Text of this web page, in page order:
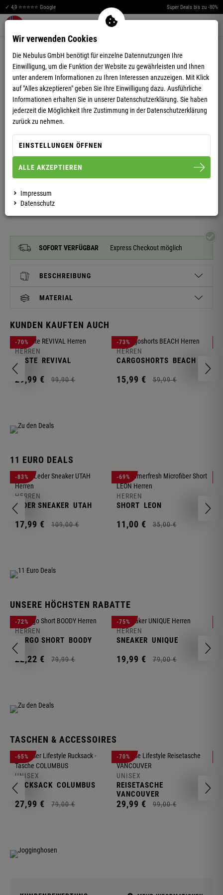
✓ 4,9 ⭐⭐⭐⭐⭐ Google Super Deals bis zu -80%
Warenkorb aufklappen
SWEATSHIRT LANG BOOGY HERREN
SOFORT VERFÜGBAR Express Checkout möglich
BESCHREIBUNG
MATERIAL
KUNDEN KAUFTEN AUCH
-70%
HERREN
WESTE REVIVAL
29,99 € 99,90 €
-73%
HERREN
CARGOSHORTS BEACH
15,99 € 59,99 €
11 EURO DEALS
-83%
HERREN
LEDER SNEAKER UTAH
17,99 € 109,00 €
-69%
HERREN
SHORT LEON
11,00 € 35,00 €
UNSERE HÖCHSTEN RABATTE
-72%
HERREN
CARGO SHORT BOODY
22,22 € 79,99 €
-75%
HERREN
SNEAKER UNIQUE
19,99 € 79,00 €
TASCHEN & ACCESSOIRES
-65%
UNISEX
RUCKSACK COLUMBUS
27,99 € 79,00 €
-70%
UNISEX
REISETASCHE
VANCOUVER
29,99 € 99,00 €
Wir verwenden Cookies
Die Nebulus GmbH benötigt für einzelne Datennutzungen Ihre
Einwilligung, um die Funktion der Website zu gewährleisten und Ihnen
unter anderem Informationen zu Ihren Interessen anzuzeigen. Mit Klick
auf "Alles akzeptieren" geben Sie Ihre Einwilligung dazu. Ausführliche
Informationen erhalten Sie in unserer Datenschutzerklärung. Sie haben
jederzeit die Möglichkeit Ihre Zustimmung in der Datenschutzerklärung
zurück zu nehmen.
EINSTELLUNGEN ÖFFNEN
ALLE AKZEPTIEREN
Impressum
Datenschutz